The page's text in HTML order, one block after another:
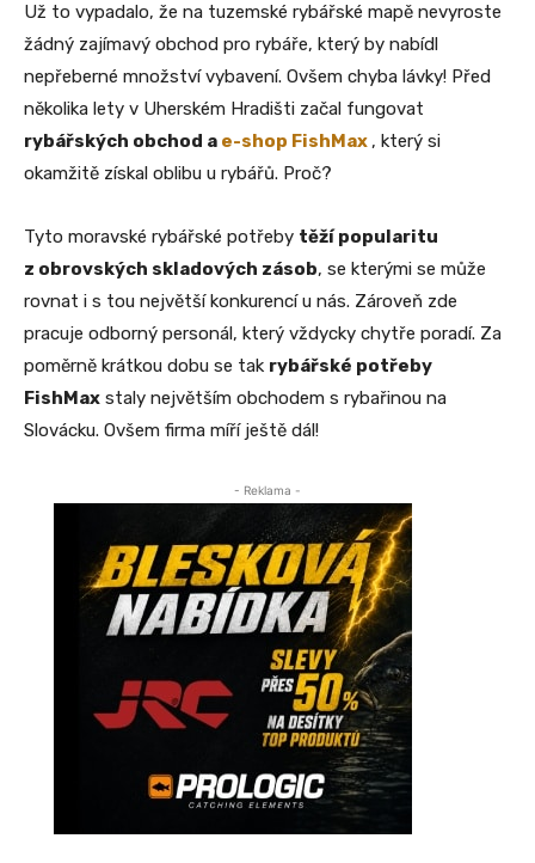
Už to vypadalo, že na tuzemské rybářské mapě nevyroste
žádný zajímavý obchod pro rybáře, který by nabídl
nepřeberné množství vybavení. Ovšem chyba lávky! Před
několika lety v Uherském Hradišti začal fungovat
rybářských obchod a e-shop FishMax , který si
okamžitě získal oblibu u rybářů. Proč?
Tyto moravské rybářské potřeby těží popularitu
z obrovských skladových zásob, se kterými se může
rovnat i s tou největší konkurencí u nás. Zároveň zde
pracuje odborný personál, který vždycky chytře poradí. Za
poměrně krátkou dobu se tak rybářské potřeby
FishMax staly největším obchodem s rybařinou na
Slovácku. Ovšem firma míří ještě dál!
- Reklama -